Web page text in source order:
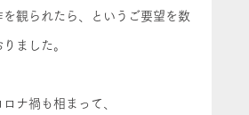
観られたら、というご要望を数
ました。
ナ禍も相まって、